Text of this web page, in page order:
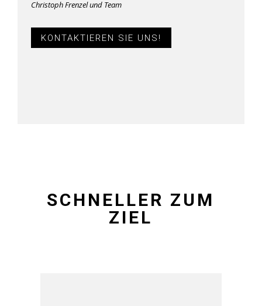
Christoph Frenzel und Team
KONTAKTIEREN SIE UNS!
SCHNELLER ZUM
ZIEL